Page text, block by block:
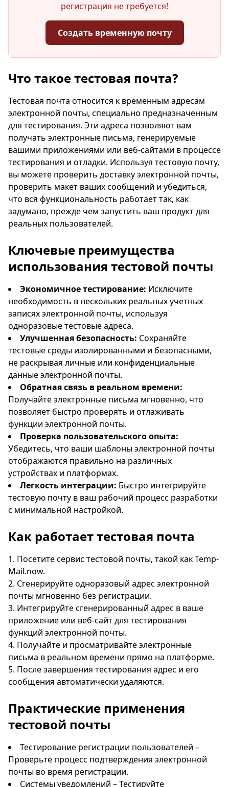
регистрация не требуется!
Создать временную почту
Ваш временный адрес электронной
Копировать QR
Следующее обновление через 15 секунд
Отправитель Тема
Ожидание входящих писем...
Обновить
Что такое тестовая почта?
Тестовая почта относится к временным адресам
электронной почты, специально предназначенным
для тестирования. Эти адреса позволяют вам
получать электронные письма, генерируемые
вашими приложениями или веб-сайтами в процессе
тестирования и отладки. Используя тестовую почту,
вы можете проверить доставку электронной почты,
проверить макет ваших сообщений и убедиться,
что вся функциональность работает так, как
задумано, прежде чем запустить ваш продукт для
реальных пользователей.
Ключевые преимущества
использования тестовой почты
Экономичное тестирование: Исключите
необходимость в нескольких реальных учетных
записях электронной почты, используя
одноразовые тестовые адреса.
Улучшенная безопасность: Сохраняйте
тестовые среды изолированными и безопасными,
не раскрывая личные или конфиденциальные
данные электронной почты.
Обратная связь в реальном времени:
Получайте электронные письма мгновенно, что
позволяет быстро проверять и отлаживать
функции электронной почты.
Проверка пользовательского опыта:
Убедитесь, что ваши шаблоны электронной почты
отображаются правильно на различных
устройствах и платформах.
Легкость интеграции: Быстро интегрируйте
тестовую почту в ваш рабочий процесс разработки
с минимальной настройкой.
Как работает тестовая почта
Посетите сервис тестовой почты, такой как Temp-
Mail.now.
Сгенерируйте одноразовый адрес электронной
почты мгновенно без регистрации.
Интегрируйте сгенерированный адрес в ваше
приложение или веб-сайт для тестирования
функций электронной почты.
Получайте и просматривайте электронные
письма в реальном времени прямо на платформе.
После завершения тестирования адрес и его
сообщения автоматически удаляются.
Практические применения
тестовой почты
Тестирование регистрации пользователей –
Проверьте процесс подтверждения электронной
почты во время регистрации.
Системы уведомлений – Тестируйте